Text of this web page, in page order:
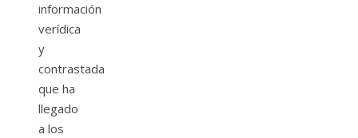
información
verídica
y
contrastada
que ha
llegado
a los